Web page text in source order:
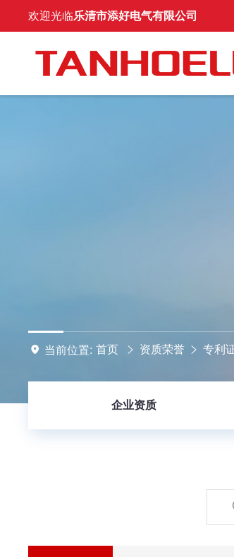
欢迎光临乐清市添好电气有限公司
当前位置: 首页 资质荣誉 专利
企业资质